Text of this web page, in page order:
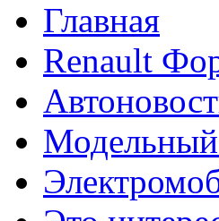
Главная
Renault